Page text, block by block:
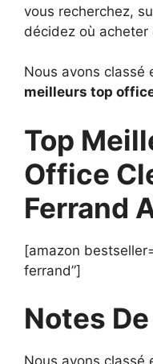
vous recherchez,
décidez où acheter
Nous avons classé
meilleurs top
Top
Office
Ferrand
[amazon
ferrand”]
Notes
Nous avons classé